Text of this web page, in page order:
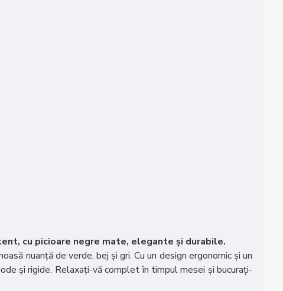
cu picioare negre mate, elegante și durabile.
nuanță de verde, bej și gri. Cu un design ergonomic și un
și rigide. Relaxați-vă complet în timpul mesei și bucurați-